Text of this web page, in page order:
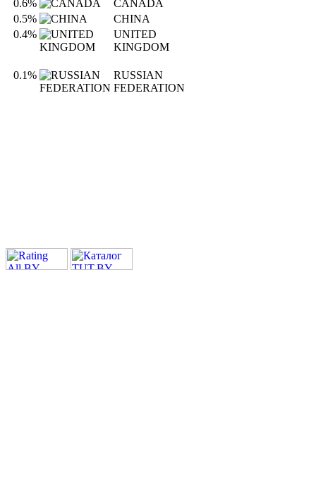
0.6%
CANADA
0.5%
CHINA
0.4%
UNITED
KINGDOM
0.1%
RUSSIAN
FEDERATION